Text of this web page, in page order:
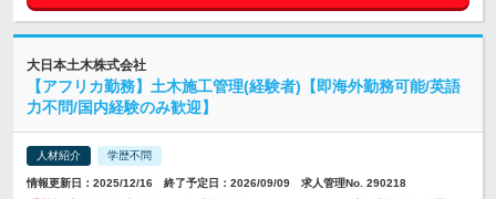
大日本土木株式会社
【アフリカ勤務】土木施工管理(経験者)【即海外勤務可能/英語
力不問/国内経験のみ歓迎】
人材紹介 学歴不問
情報更新日：2025/12/16 終了予定日：2026/09/09 求人管理No. 290218